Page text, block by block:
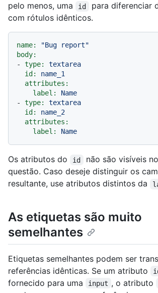
pelo menos, uma
id
para diferenciar
com rótulos idênticos.
name:
"Bug report"
body:
-
type:
textarea
id:
name_1
attributes:
label:
Name
-
type:
textarea
id:
name_2
attributes:
label:
Name
Os atributos do id
não são visíveis
questão. Caso deseje distinguir os
resultante, use atributos distintos da
As etiquetas são muito
semelhantes
Etiquetas semelhantes podem ser
referências idênticas. Se um atributo
fornecido para uma
input , o atributo